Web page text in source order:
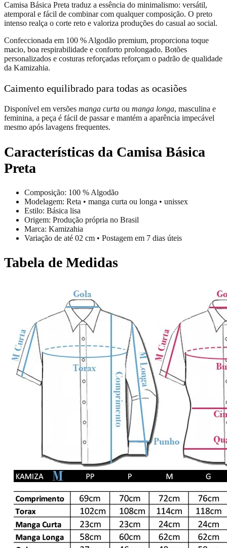
Camisa Básica Preta traduz a essência do minimalismo: versátil,
atemporal e fácil de combinar com qualquer composição. O preto
intenso realça o corte reto e valoriza produções do casual ao social.
Confeccionada em 100 % Algodão premium, proporciona toque
macio, boa respirabilidade e conforto prolongado. Botões
personalizados e costuras reforçadas reforçam o padrão de qualidade
da Kamizahia.
Caimento equilibrado para todas as ocasiões
Disponível em versões manga curta ou manga longa, masculina e
feminina, a peça é fácil de passar e mantém a aparência impecável
mesmo após lavagens frequentes.
Características da Camisa Básica
Preta
Composição: 100 % Algodão
Modelagem: Reta • manga curta ou longa • unissex
Estilo: Básica lisa
Origem: Produção própria no Brasil
Marca: Kamizahia
Variação de até 02 cm • Postagem em 7 dias úteis
Tabela de Medidas